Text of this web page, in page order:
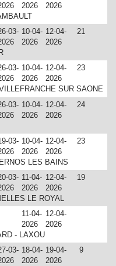
2026
2026
03- 10-04-
2026
12-04-
2026
21
03- 10-04-
2026
12-04-
2026
23
SUR SAONE
03- 10-04-
2026
12-04-
2026
24
03- 10-04-
2026
12-04-
2026
23
LES BAINS
03- 11-04-
2026
12-04-
2026
19
LE ROYAL
11-04-
2026
12-04-
2026
- LAXOU
03- 18-04-
2026
19-04-
2026
9